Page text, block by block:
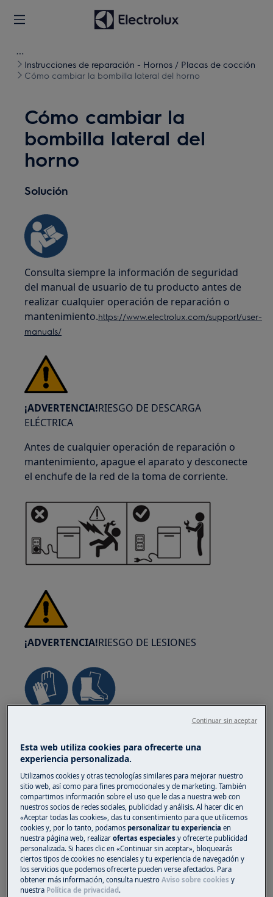
Instrucciones de reparación - Hornos / Placas de cocción
Cómo cambiar la bombilla lateral del horno
Cómo cambiar la
bombilla lateral del
horno
Solución
Consulta siempre la información de seguridad
del manual de usuario de tu producto antes de
realizar cualquier operación de reparación o
mantenimiento.https://www.electrolux.com/support/user-
manuals/
¡ADVERTENCIA!RIESGO DE DESCARGA
ELÉCTRICA
Antes de cualquier operación de reparación o
mantenimiento, apague el aparato y desconecte
el enchufe de la red de la toma de corriente.
¡ADVERTENCIA!RIESGO DE LESIONES
Tenga siempre cuidado al mover aparatos. Para
trasladen dos personas. Utilice siempre guantes
guantes de seguridad en todo momento para
protegerse de cortes producidos por bordes
afilados.
¡ADVERTENCIA!RIESGO DE LESIONES OCULARES
Esta web utiliza cookies para ofrecerte una
experiencia personalizada.
Utilizamos cookies y otras tecnologías similares para mejorar nuestro
sitio web, así como para fines promocionales y de marketing. También
compartimos información sobre el uso que le das a nuestra web con
nuestros socios de redes sociales, publicidad y análisis. Al hacer clic en
«Aceptar todas las cookies», das tu consentimiento para que utilicemos
cookies y, por lo tanto, podamospersonalizar tu experienciaen
nuestra página web, realizarofertas especiales y ofrecerte publicidad
personalizada. Si haces clic en «Continuar sin aceptar», bloquearás
ciertos tipos de cookies no esenciales y tu experiencia de navegación y
los servicios que podemos ofrecerte pueden verse afectados. Para
obtener más información, consulta nuestroAviso sobre cookies y
nuestra Política de privacidad.
Continuar sin aceptar